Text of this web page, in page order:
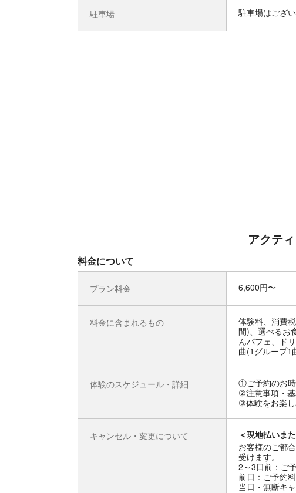
駐車場 駐車場はござ
アクテ
料金について
プラン料金 6,600円〜
料金に含まれるもの
体験料、消費
間)、選べるお
んパフェ、ド
曲(1グループ1
体験のスケジュール・詳細
①ご予約のお時
②注意事項・基
③体験をお楽し
キャンセル・変更について
＜現地払いま
お客様のご都
受けます。
2～3日前：ご
前日：ご予約
当日・無断キ